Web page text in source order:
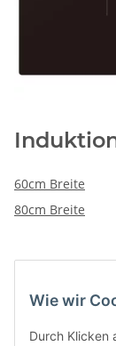
Wie wir
Durch Klicken
60cm Breite
80cm Breite
Kategorien